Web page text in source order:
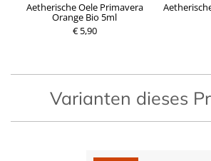
Aetherische Oele Primavera
Orange Bio 5ml
€ 5,90
Varianten dieses